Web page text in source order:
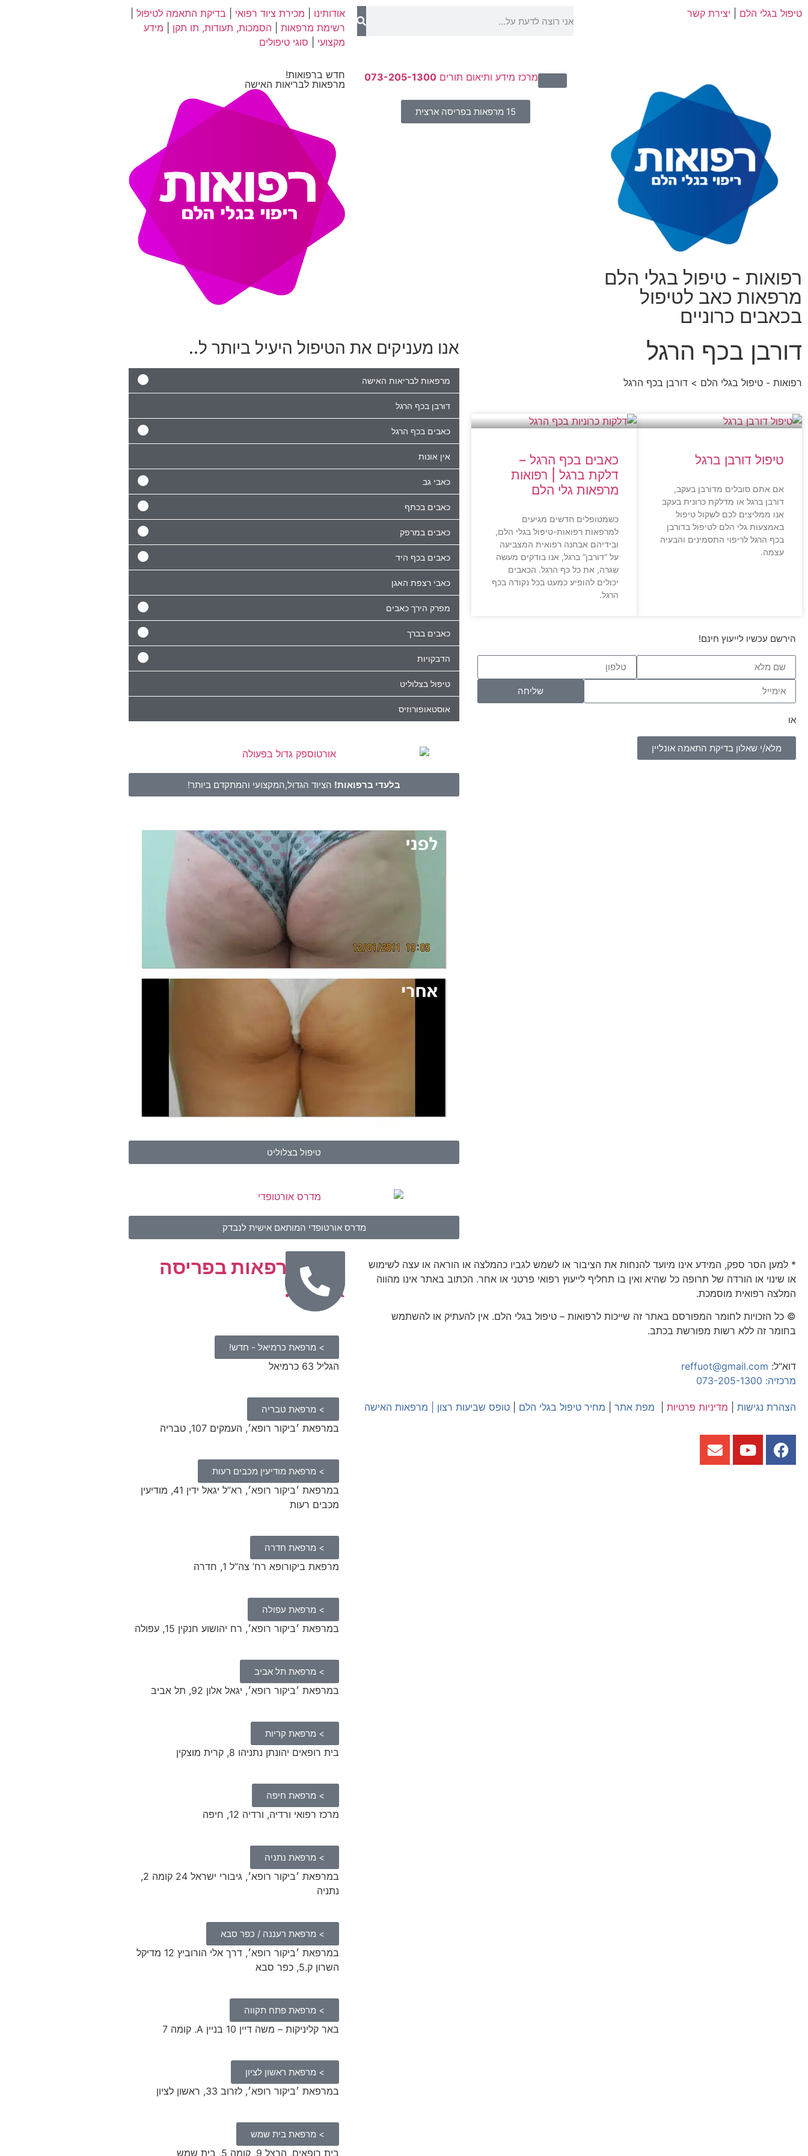
טיפול בגלי הלם יצירת קשר אודותינו מכירת ציוד רפואי בדיקת התאמה לטיפול|
רשימת מרפאות| הסמכות, תעודות, תו תקן
מידע
מקצועי
סוגי טיפולים
רפואות - טיפול בגלי הלם
מרפאות כאב לטיפול
בכאבים כרוניים
מרכז מידע ותיאום תורים073-205-1300
15 מרפאות בפריסה ארצית
חדש ברפואות!
מרפאות לבריאות האישה
דורבן בכף הרגל
רפואות - טיפול בגלי הלם > דורבן בכף הרגל
טיפול דורבן ברגל
אם אתם סובלים מדורבן בעקב,
דורבן ברגל או מדלקת כרונית בעקב
אנו ממליצים לכם לשקול טיפול
באמצעות גלי הלם לטיפול בדורבן
בכף הרגל לריפוי התסמינים והבעיה
עצמה.
כאבים בכף הרגל –
דלקת ברגל | רפואות
מרפאות גלי הלם
כשמטופלים חדשים מגיעים
למרפאות רפואות-טיפול בגלי הלם,
ובידיהם אבחנה רפואית המצביעה
על “דורבן” ברגל, אנו בודקים מעשה
שגרה, את כל כף הרגל. הכאבים
יכולים להופיע כמעט בכל נקודה בכף
הרגל.
הירשם עכשיו לייעוץ חינם!
שליחה
או
מלא/י שאלון בדיקת התאמה אונליין
אנו מעניקים את הטיפול היעיל ביותר ל..
מרפאות לבריאות האישה
דורבן בכף הרגל
כאבים בכף הרגל
אין אונות
כאבי גב
כאבים בכתף
כאבים במרפק
כאבים בכף היד
כאבי רצפת האגן
מפרק הירך כאבים
כאבים בברך
הדבקויות
טיפול בצלוליט
אוסטאופורוזיס
בלעדי ברפואות! הציוד הגדול,המקצועי והמתקדם ביותר!
טיפול בצלוליט
מדרס אורטופדי המותאם אישית לנבדק
* למען הסר ספק, המידע אינו מיועד להנחות את הציבור או לשמש לגביו כהמלצה או הוראה או עצה לשימוש
או שינוי או הורדה של תרופה כל שהיא ואין בו תחליף לייעוץ רפואי פרטני או אחר. הכתוב באתר אינו מהווה
המלצה רפואית מוסמכת.
© כל הזכויות לחומר המפורסם באתר זה שייכות לרפואות – טיפול בגלי הלם. אין להעתיק או להשתמש
בחומר זה ללא רשות מפורשת בכתב.
דוא"ל: reffuot@gmail.com
מרכזיה: 073-205-1300
הצהרת נגישות מדיניות פרטיות מפת אתר מחיר טיפול בגלי הלם טופס שביעות רצון מרפאות האישה
רשת מרפאות בפריסה
ארצית:
> מרפאת כרמיאל - חדש!
הגליל 63 כרמיאל
> מרפאת טבריה
במרפאת ׳ביקור רופא׳, העמקים 107, טבריה
> מרפאת מודיעין מכבים רעות
במרפאת ׳ביקור רופא׳, רא”ל יגאל ידין 41, מודיעין
מכבים רעות
> מרפאת חדרה
מרפאת ביקורופא רח’ צה”ל 1, חדרה
> מרפאת עפולה
במרפאת ׳ביקור רופא׳, רח יהושוע חנקין 15, עפולה
> מרפאת תל אביב
במרפאת ׳ביקור רופא׳, יגאל אלון 92, תל אביב
> מרפאת קריות
בית רופאים יהונתן נתניהו 8, קרית מוצקין
> מרפאת חיפה
מרכז רפואי ורדיה, ורדיה 12, חיפה
> מרפאת נתניה
במרפאת ׳ביקור רופא׳, גיבורי ישראל 24 קומה 2,
נתניה
> מרפאת רעננה / כפר סבא​
במרפאת ׳ביקור רופא׳, דרך אלי הורוביץ 12 מדיקל
השרון ק.5, כפר סבא
> מרפאת פתח תקווה
באר קליניקות – משה דיין 10 בניין A. קומה 7
> מרפאת ראשון לציון
במרפאת ׳ביקור רופא׳, לזרוב 33, ראשון לציון
> מרפאת בית שמש
בית רופאים, הרצל 9, קומה 5, בית שמש
מטפלים